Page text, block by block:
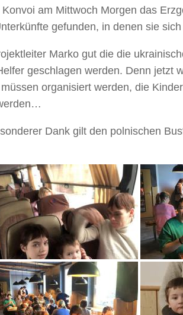
am Mittwoch Morgen das
gefunden, in denen sie
Marko gut die die
geschlagen werden. Denn jetzt
organisiert werden, die
Dank gilt den polnischen